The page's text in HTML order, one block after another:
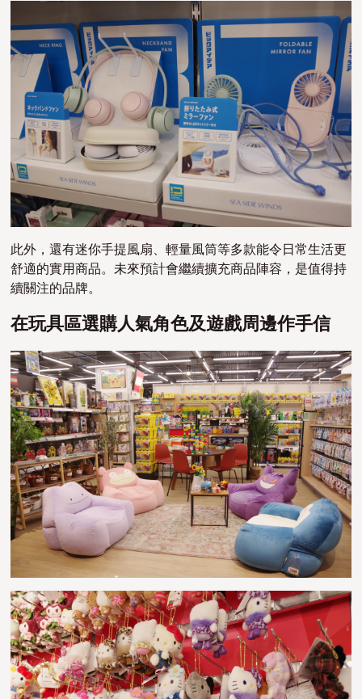
此外，還有迷你手提風扇、輕量風筒等多款能令日常生活更
舒適的實用商品。未來預計會繼續擴充商品陣容，是值得持
續關注的品牌。
在玩具區選購人氣角色及遊戲周邊作手信